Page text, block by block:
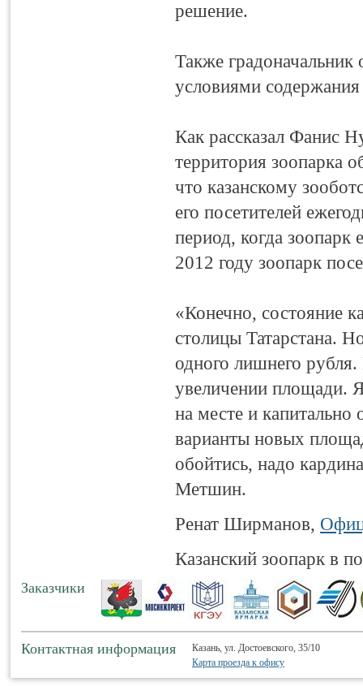
решение.
Также градоначальник
условиями
Как рассказал Фанис
территория зоопарка
что казанскому
его посетителей
период, когда
2012 году зоопарк
«Конечно, состояние
столицы Татарстана.
одного лишнего
увеличении площади.
на месте и
варианты новых
обойтись, надо
Метшин.
Ренат Ширманов,
Казанский зоопарк в
Заказчики
Контактная информация
Казань, ул. Достоевского, 35/10
Карта проезда к офису